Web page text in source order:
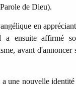
de Dieu).
en
a ensuite affirmé
avant
une nouvelle